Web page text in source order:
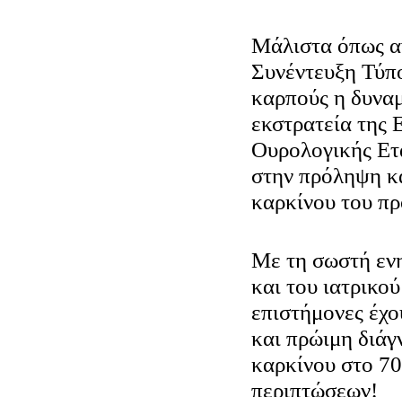
Μάλιστα όπως
Συνέντευξη
καρπούς η
εκστρατεία της
Ουρολογικής
στην πρόληψη
καρκίνου του
Με τη σωστή
και του
επιστήμονες
και πρώιμη
καρκίνου στο
περιπτώσεων!